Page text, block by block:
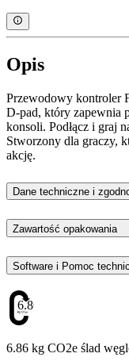
Opis
Przewodowy kontroler
D-pad, który zapewnia
konsoli. Podłącz i graj
Stworzony dla graczy,
akcję.
Dane techniczne i
Zawartość opakowania
Software i Pomoc
6.86
6.86 kg CO2e ślad